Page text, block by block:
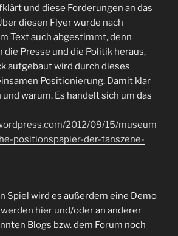
und diese Forderungen an das
diesen Flyer wurde nach
Text auch abgestimmt, denn
die Presse und die Politik heraus,
aufgebaut wird durch dieses
Positionierung. Damit klar
warum. Es handelt sich um das
2012/09/15/museum
positionspapier-der-fanszene-
Spiel wird es außerdem eine Demo
hier und/oder an anderer
Blogs bzw. dem Forum noch